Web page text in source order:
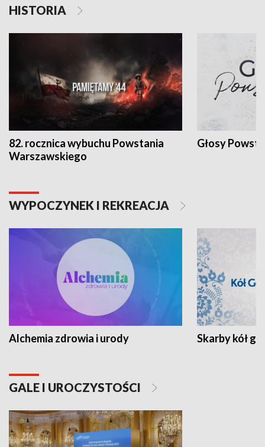
HISTORIA
82. rocznica wybuchu Powstania
Warszawskiego
Głosy
WYPOCZYNEK I REKREACJA
Alchemia zdrowia i urody Skarby kół
GALE I UROCZYSTOŚCI